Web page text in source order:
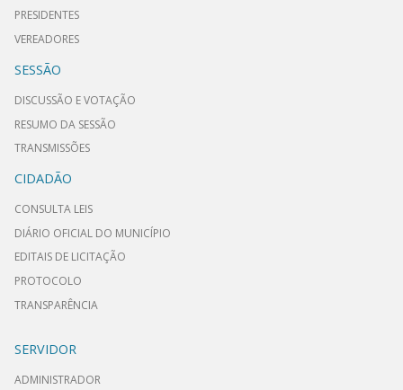
PRESIDENTES
VEREADORES
SESSÃO
DISCUSSÃO E VOTAÇÃO
RESUMO DA SESSÃO
TRANSMISSÕES
CIDADÃO
CONSULTA LEIS
DIÁRIO OFICIAL DO MUNICÍPIO
EDITAIS DE LICITAÇÃO
PROTOCOLO
TRANSPARÊNCIA
SERVIDOR
ADMINISTRADOR